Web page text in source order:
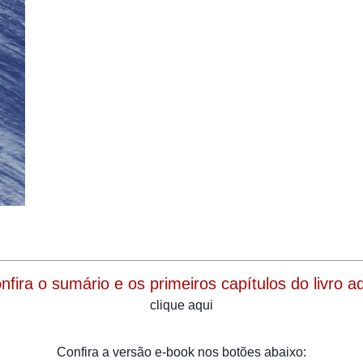
o sumário e os primeiros capítulos do livro
clique aqui
Confira a versão e-book nos botões abaixo: